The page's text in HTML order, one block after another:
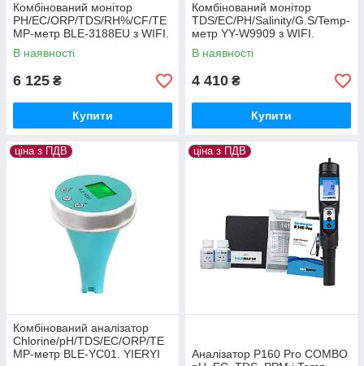
Комбінований монітор
PH/EC/ORP/TDS/RH%/CF/TE
MP-метр BLE-3188EU з WIFI.
YIERYI
В наявності
6 125 ₴
Купити
Комбінований монітор
TDS/EC/PH/Salinity/G.S/Temp-
метр YY-W9909 з WIFI.
YIERYI
В наявності
4 410 ₴
Купити
ціна з ПДВ
Комбінований аналізатор
Chlorine/pH/TDS/EC/ORP/TE
MP-метр BLE-YC01. YIERYI
ціна з ПДВ
Аналізатор P160 Pro COMBO